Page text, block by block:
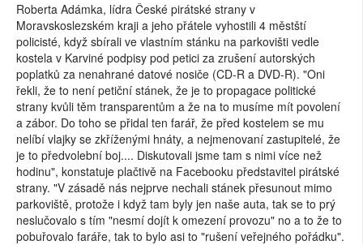
Roberta Adámka, lídra České pirátské strany v
Moravskoslezském kraji a jeho přátele vyhostili 4 městští
policisté, když sbírali ve vlastním stánku na parkovišti vedle
kostela v Karviné podpisy pod petici za zrušení autorských
poplatků za nenahrané datové nosiče (CD-R a DVD-R). "Oni
řekli, že to není petiční stánek, že je to propagace politické
strany kvůli těm transparentům a že na to musíme mít povolení
a zábor. Do toho se přidal ten farář, že před kostelem se mu
nelíbí vlajky se zkříženými hnáty, a nejmenovaní zastupitelé, že
je to předvolební boj.... Diskutovali jsme tam s nimi více než
hodinu", konstatuje plačtivě na Facebooku představitel pirátské
strany. "V zásadě nás nejprve nechali stánek přesunout mimo
parkoviště, protože i když tam byly jen naše auta, tak se to prý
neslučovalo s tím "nesmí dojít k omezení provozu" no a to že to
pobuřovalo faráře, tak to bylo asi to "rušení veřejného pořádku".